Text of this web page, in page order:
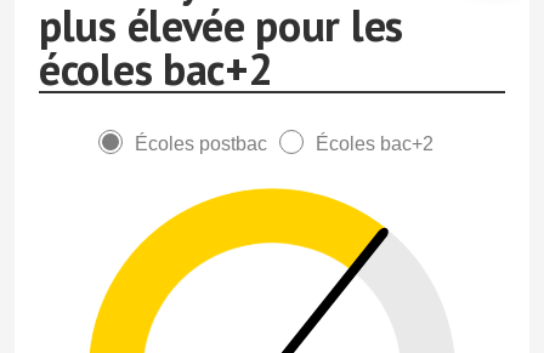
plus élevée pour les
écoles bac+2
Écoles postbac Écoles bac+2